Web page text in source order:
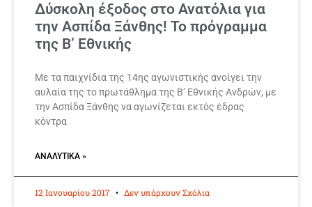
Δύσκολη έξοδος στο Ανατόλια για
την Ασπίδα Ξάνθης! Το πρόγραμμα
της Β’ Εθνικής
Με τα παιχνίδια της 14ης αγωνιστικής ανοίγει την
αυλαία της το πρωτάθλημα της Β’ Εθνικής Ανδρών, με
την Ασπίδα Ξάνθης να αγωνίζεται εκτός έδρας
κόντρα
ΑΝΑΛΥΤΙΚΆ »
12 Ιανουαρίου 2017 Δεν υπάρχουν Σχόλια